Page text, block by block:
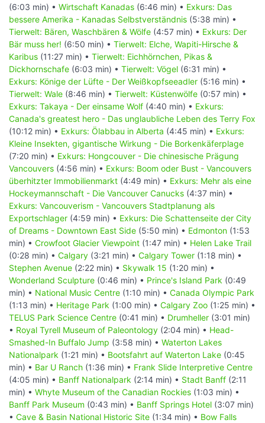
(6:03 min) • Wirtschaft Kanadas (6:46 min) • Exkurs: Das
bessere Amerika - Kanadas Selbstverständnis (5:38 min) •
Tierwelt: Bären, Waschbären & Wölfe (4:57 min) • Exkurs: Der
Bär muss her! (6:50 min) • Tierwelt: Elche, Wapiti-Hirsche &
Karibus (11:27 min) • Tierwelt: Eichhörnchen, Pikas &
Dickhornschafe (6:03 min) • Tierwelt: Vögel (6:31 min) •
Exkurs: Könige der Lüfte - Der Weißkopfseeadler (5:16 min) •
Tierwelt: Wale (8:46 min) • Tierwelt: Küstenwölfe (0:57 min) •
Exkurs: Takaya - Der einsame Wolf (4:40 min) • Exkurs:
Canada's greatest hero - Das unglaubliche Leben des Terry Fox
(10:12 min) • Exkurs: Ölabbau in Alberta (4:45 min) • Exkurs:
Kleine Insekten, gigantische Wirkung - Die Borkenkäferplage
(7:20 min) • Exkurs: Hongcouver - Die chinesische Prägung
Vancouvers (4:56 min) • Exkurs: Boom oder Bust - Vancouvers
überhitzter Immobilienmarkt (4:49 min) • Exkurs: Mehr als eine
Hockeymannschaft - Die Vancouver Canucks (4:37 min) •
Exkurs: Vancouverism - Vancouvers Stadtplanung als
Exportschlager (4:59 min) • Exkurs: Die Schattenseite der City
of Dreams - Downtown East Side (5:50 min) • Edmonton (1:53
min) • Crowfoot Glacier Viewpoint (1:47 min) • Helen Lake Trail
(0:28 min) • Calgary (3:21 min) • Calgary Tower (1:18 min) •
Stephen Avenue (2:22 min) • Skywalk 15 (1:20 min) •
Wonderland Sculpture (0:46 min) • Prince's Island Park (0:49
min) • National Music Centre (1:10 min) • Canada Olympic Park
(1:13 min) • Heritage Park (1:00 min) • Calgary Zoo (1:25 min) •
TELUS Park Science Centre (0:41 min) • Drumheller (3:01 min)
• Royal Tyrell Museum of Paleontology (2:04 min) • Head-
Smashed-In Buffalo Jump (3:58 min) • Waterton Lakes
Nationalpark (1:21 min) • Bootsfahrt auf Waterton Lake (0:45
min) • Bar U Ranch (1:36 min) • Frank Slide Interpretive Centre
(4:05 min) • Banff Nationalpark (2:14 min) • Stadt Banff (2:11
min) • Whyte Museum of the Canadian Rockies (1:03 min) •
Banff Park Museum (0:43 min) • Banff Springs Hotel (3:07 min)
• Cave & Basin National Historic Site (1:34 min) • Bow Falls